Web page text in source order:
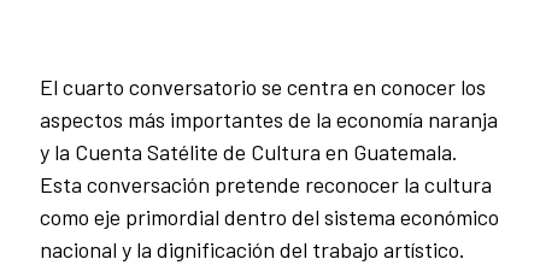
El cuarto conversatorio se centra en conocer los
aspectos más importantes de la economía naranja
y la Cuenta Satélite de Cultura en Guatemala.
Esta conversación pretende reconocer la cultura
como eje primordial dentro del sistema económico
nacional y la dignificación del trabajo artístico.